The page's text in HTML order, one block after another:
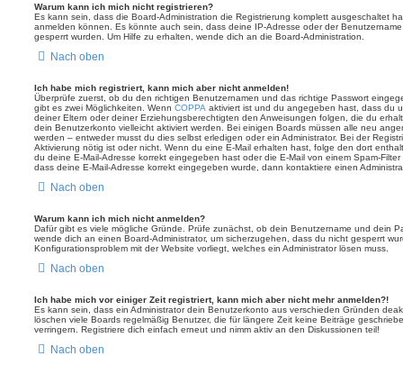
Warum kann ich mich nicht registrieren?
Es kann sein, dass die Board-Administration die Registrierung komplett ausgeschaltet
anmelden können. Es könnte auch sein, dass deine IP-Adresse oder der
gesperrt wurden. Um Hilfe zu erhalten, wende dich an die Board-Administration.
Nach oben
Ich habe mich registriert, kann mich aber nicht anmelden!
Überprüfe zuerst, ob du den richtigen Benutzernamen und das richtige Passwort
gibt es zwei Möglichkeiten. Wenn COPPA aktiviert ist und du angegeben hast, dass du
deiner Eltern oder deiner Erziehungsberechtigten den Anweisungen folgen, die du
dein Benutzerkonto vielleicht aktiviert werden. Bei einigen Boards müssen alle neu
werden – entweder musst du dies selbst erledigen oder ein Administrator. Bei der
Aktivierung nötig ist oder nicht. Wenn du eine E-Mail erhalten hast, folge den dort
du deine E-Mail-Adresse korrekt eingegeben hast oder die E-Mail von einem Spam-
dass deine E-Mail-Adresse korrekt eingegeben wurde, dann kontaktiere einen
Nach oben
Warum kann ich mich nicht anmelden?
Dafür gibt es viele mögliche Gründe. Prüfe zunächst, ob dein Benutzername und dein
wende dich an einen Board-Administrator, um sicherzugehen, dass du nicht gesperrt
Konfigurationsproblem mit der Website vorliegt, welches ein Administrator lösen muss.
Nach oben
Ich habe mich vor einiger Zeit registriert, kann mich aber nicht mehr anmelden?!
Es kann sein, dass ein Administrator dein Benutzerkonto aus verschieden Gründen
löschen viele Boards regelmäßig Benutzer, die für längere Zeit keine Beiträge
verringern. Registriere dich einfach erneut und nimm aktiv an den Diskussionen teil!
Nach oben